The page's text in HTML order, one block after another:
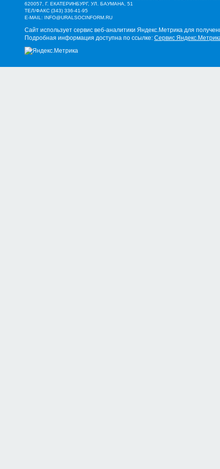
620057, Г. ЕКАТЕРИНБУРГ, УЛ. БАУМАНА, 51
ТЕЛ/ФАКС (343) 336-41-95
E-MAIL: INFO@URALSOCINFORM.RU
Сайт использует сервис веб-аналитики Яндекс.Метрика для
Подробная информация доступна по ссылке: Сервис